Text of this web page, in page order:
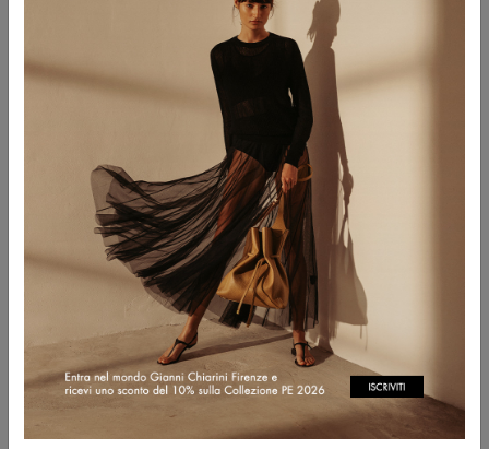
PERSONALIZZA IL TUO PRODOTTO!
Hai la possibilità di ricamare le tue iniziali in maiuscolo, separate da un punto.
Non sarà possibile effettuare il reso degli articoli personalizzati. La
personalizzazione potrebbe comportare un allungamento dei tempi di
ACQUISTA PERSONALIZZAZIONE
Spedizione Gratuita
Il reso è sempre gratuito
Info prodotto